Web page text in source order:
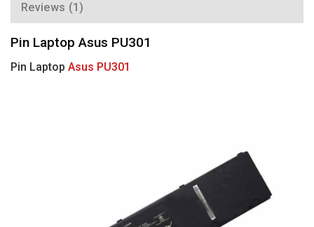
Reviews (1)
Pin Laptop Asus PU301
Pin Laptop Asus PU301